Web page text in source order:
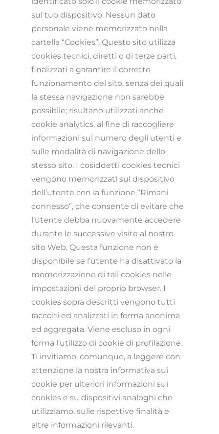
sul tuo dispositivo. Nessun dato
personale viene memorizzato nella
cartella “Cookies”. Questo sito utilizza
cookies tecnici, diretti o di terze parti,
finalizzati a garantire il corretto
funzionamento del sito, senza dei quali
la stessa navigazione non sarebbe
possibile; risultano utilizzati anche
cookie analytics, al fine di raccogliere
informazioni sul numero degli utenti e
sulle modalità di navigazione dello
stesso sito. I cosiddetti cookies tecnici
vengono memorizzati sul dispositivo
dell’utente con la funzione “Rimani
connesso”, che consente di evitare che
l’utente debba nuovamente accedere
durante le successive visite al nostro
sito Web. Questa funzione non è
disponibile se l’utente ha disattivato la
memorizzazione di tali cookies nelle
impostazioni del proprio browser. I
cookies sopra descritti vengono tutti
raccolti ed analizzati in forma anonima
ed aggregata. Viene escluso in ogni
forma l’utilizzo di cookie di profilazione.
Ti invitiamo, comunque, a leggere con
attenzione la nostra informativa sui
cookie per ulteriori informazioni sui
cookies e su dispositivi analoghi che
utilizziamo, sulle rispettive finalità e
altre informazioni rilevanti.